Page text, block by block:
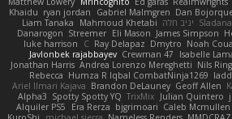
Khaidu ryan jordan Gabriel Malmgren Dan
Liam Tanaka
Mahmoud Khetabi יניב חלה
Danarogon Streemer Eli Mason James Simpson
luke harrison
C Ray Delapaz Dmytro Noah
Javlonbek rajabbayev Crewman 47 Isabelle
Jonathan Harris Andrea Lorenzo Mereghetti Nils
Rebecca Humza R Iqbal CombatNinja1269
Ariel Ilmari Kajava Brandon DeLauney Geoff Allen
Alpha3 Spotty Spotty YQ TrixMix Julian Quintero
Alquiler PS5
Era Rerza bjgrimoari Caleb Mcmullen